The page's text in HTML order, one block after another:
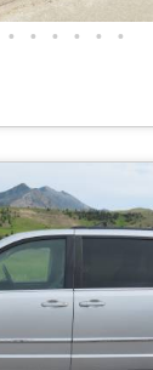
• • • • • •